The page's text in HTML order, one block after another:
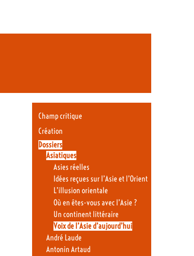
Champ critique
Création
Dossiers
Asiatiques
Asies réelles
Idées reçues sur l’Asie et l’Orient
L’illusion orientale
Où en êtes-vous avec l’Asie ?
Un continent littéraire
Voix de l’Asie d’aujourd’hui
André Laude
Antonin Artaud